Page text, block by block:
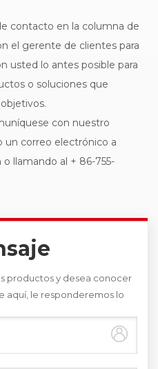
contacto en la columna de
el gerente de clientes para
usted lo antes posible para
o soluciones que
con nuestro
un correo electrónico a
llamando al + 86-755-
productos y desea conocer
aquí, le responderemos lo